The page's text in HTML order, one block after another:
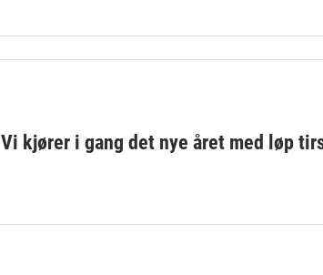
Vi kjører i gang det nye året med løp